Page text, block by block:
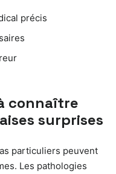
précis
connaître
surprises
particuliers peuvent
Les pathologies